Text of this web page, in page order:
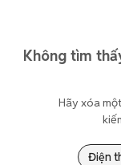
Không tìm
Hãy xóa
Điện